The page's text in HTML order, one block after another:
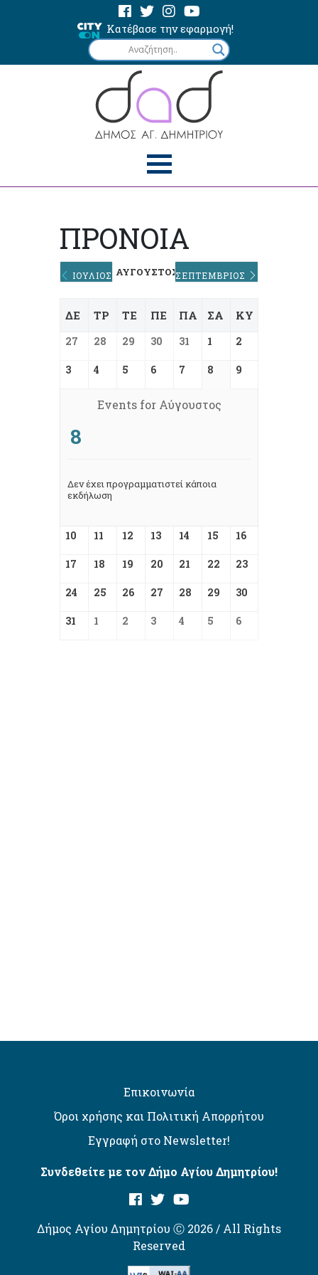
Κατέβασε την εφαρμογή!
ΠΡΟΝΟΙΑ
ΙΟΎΛΙΟΣ ΑΎΓΟΥΣΤΟΣ 2026ΣΕΠΤΈΜΒΡΙΟΣ
ΔΕ ΤΡ ΤΕ ΠΕ ΠΑ ΣΑ ΚΥ
27 28 29 30 31 1 2
3 4 5 6 7 8 9
Events for Αύγουστος
8
Δεν έχει προγραμματιστεί κάποια
εκδήλωση
10 11 12 13 14 15 16
17 18 19 20 21 22 23
24 25 26 27 28 29 30
31 1 2 3 4 5 6
Επικοινωνία
Όροι χρήσης και Πολιτική Απορρήτου
Εγγραφή στο Newsletter!
Συνδεθείτε με τον Δήμο Αγίου Δημητρίου!
Δήμος Αγίου Δημητρίου Ⓒ 2026 / All Rights
Reserved